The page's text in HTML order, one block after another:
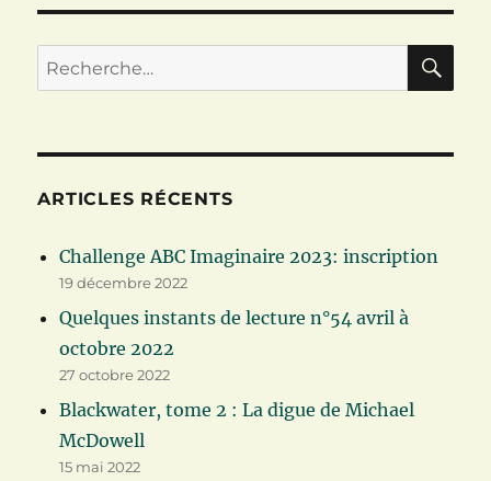
Recherche
pour :
ARTICLES RÉCENTS
Challenge ABC Imaginaire 2023: inscription
19 décembre 2022
Quelques instants de lecture n°54 avril à
octobre 2022
27 octobre 2022
Blackwater, tome 2 : La digue de Michael
McDowell
15 mai 2022